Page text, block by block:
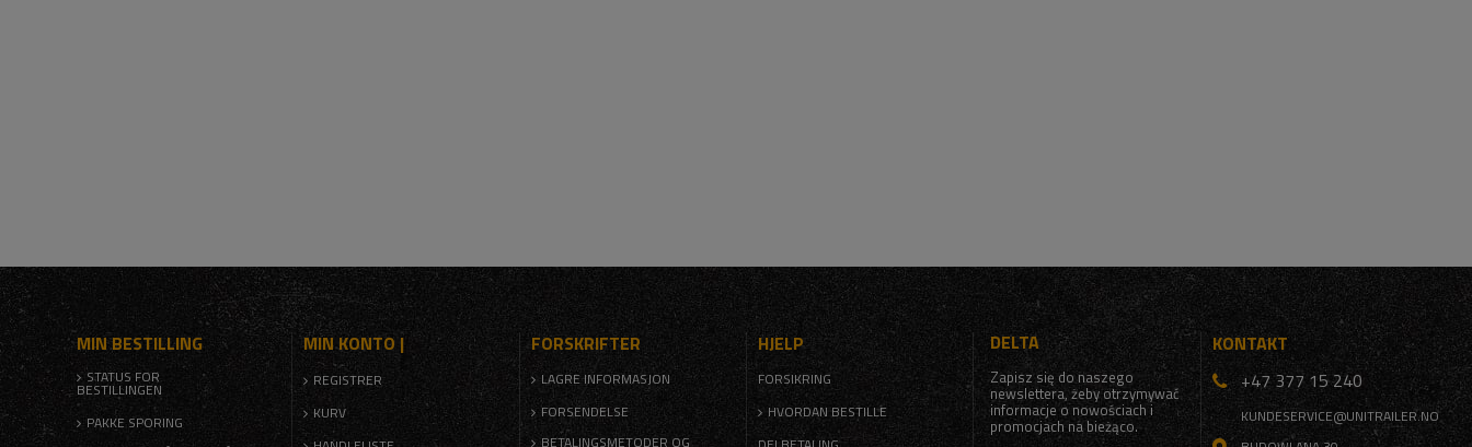
MIN BESTILLING
STATUS FOR
BESTILLINGEN
PAKKE SPORING
MIN KONTO |
REGISTRER
KURV
FORSKRIFTER
LAGRE INFORMASJON
FORSENDELSE
BETALINGSMETODER OG
HJELP
FORSIKRING
HVORDAN BESTILLE
DELTA
Zapisz się do naszego
newslettera, żeby otrzymywać
informacje o nowościach i
promocjach na bieżąco.
KONTAKT
+47 377 15 240
KUNDESERVICE@UNITRAILER.NO